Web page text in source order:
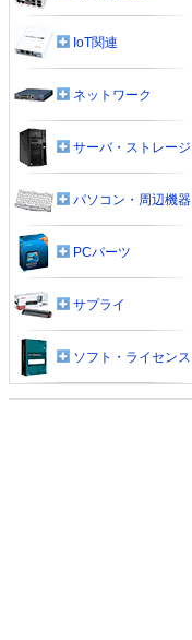
IoT関連
ネットワーク
サーバ・ストレージ
パソコン・周辺機器
PCパーツ
サプライ
ソフト・ライセンス